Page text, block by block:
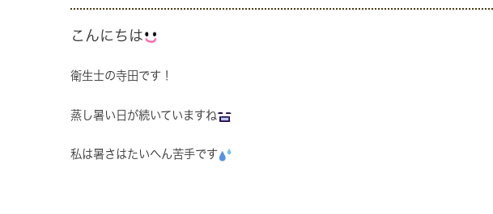
こんにちは
衛生士の寺田です！
蒸し暑い日が続いていますね
私は暑さはたいへん苦手です